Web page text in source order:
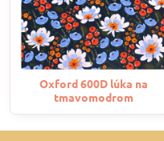
Oxford 600D lúka na
tmavomodrom